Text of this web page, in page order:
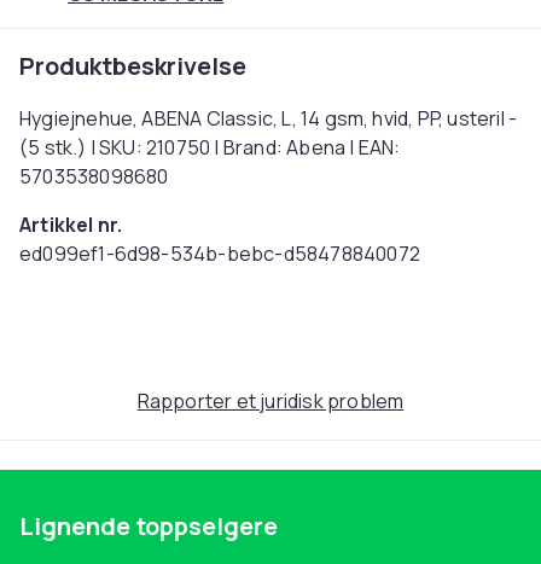
Produktbeskrivelse
Hygiejnehue, ABENA Classic, L, 14 gsm, hvid, PP, usteril -
(5 stk.) | SKU: 210750 | Brand: Abena | EAN:
5703538098680
Artikkel nr.
ed099ef1-6d98-534b-bebc-d58478840072
Rapporter et juridisk problem
Lignende toppselgere